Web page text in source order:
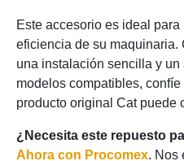
Este accesorio es ideal
eficiencia de su maquinaria.
una instalación sencilla y
modelos compatibles,
producto original Cat puede
¿Necesita este repuesto
Ahora con Procomex. Nos